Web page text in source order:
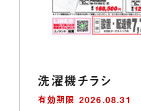
洗濯機チラシ
有効期限 2026.08.31